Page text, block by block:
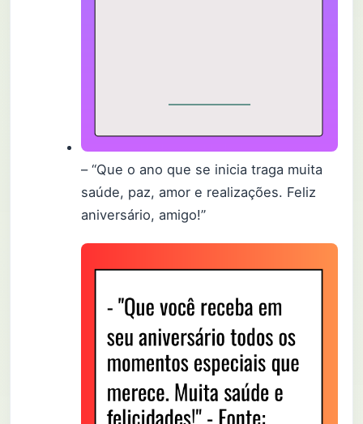
– “Que o ano que se inicia traga muita
saúde, paz, amor e realizações. Feliz
aniversário, amigo!”